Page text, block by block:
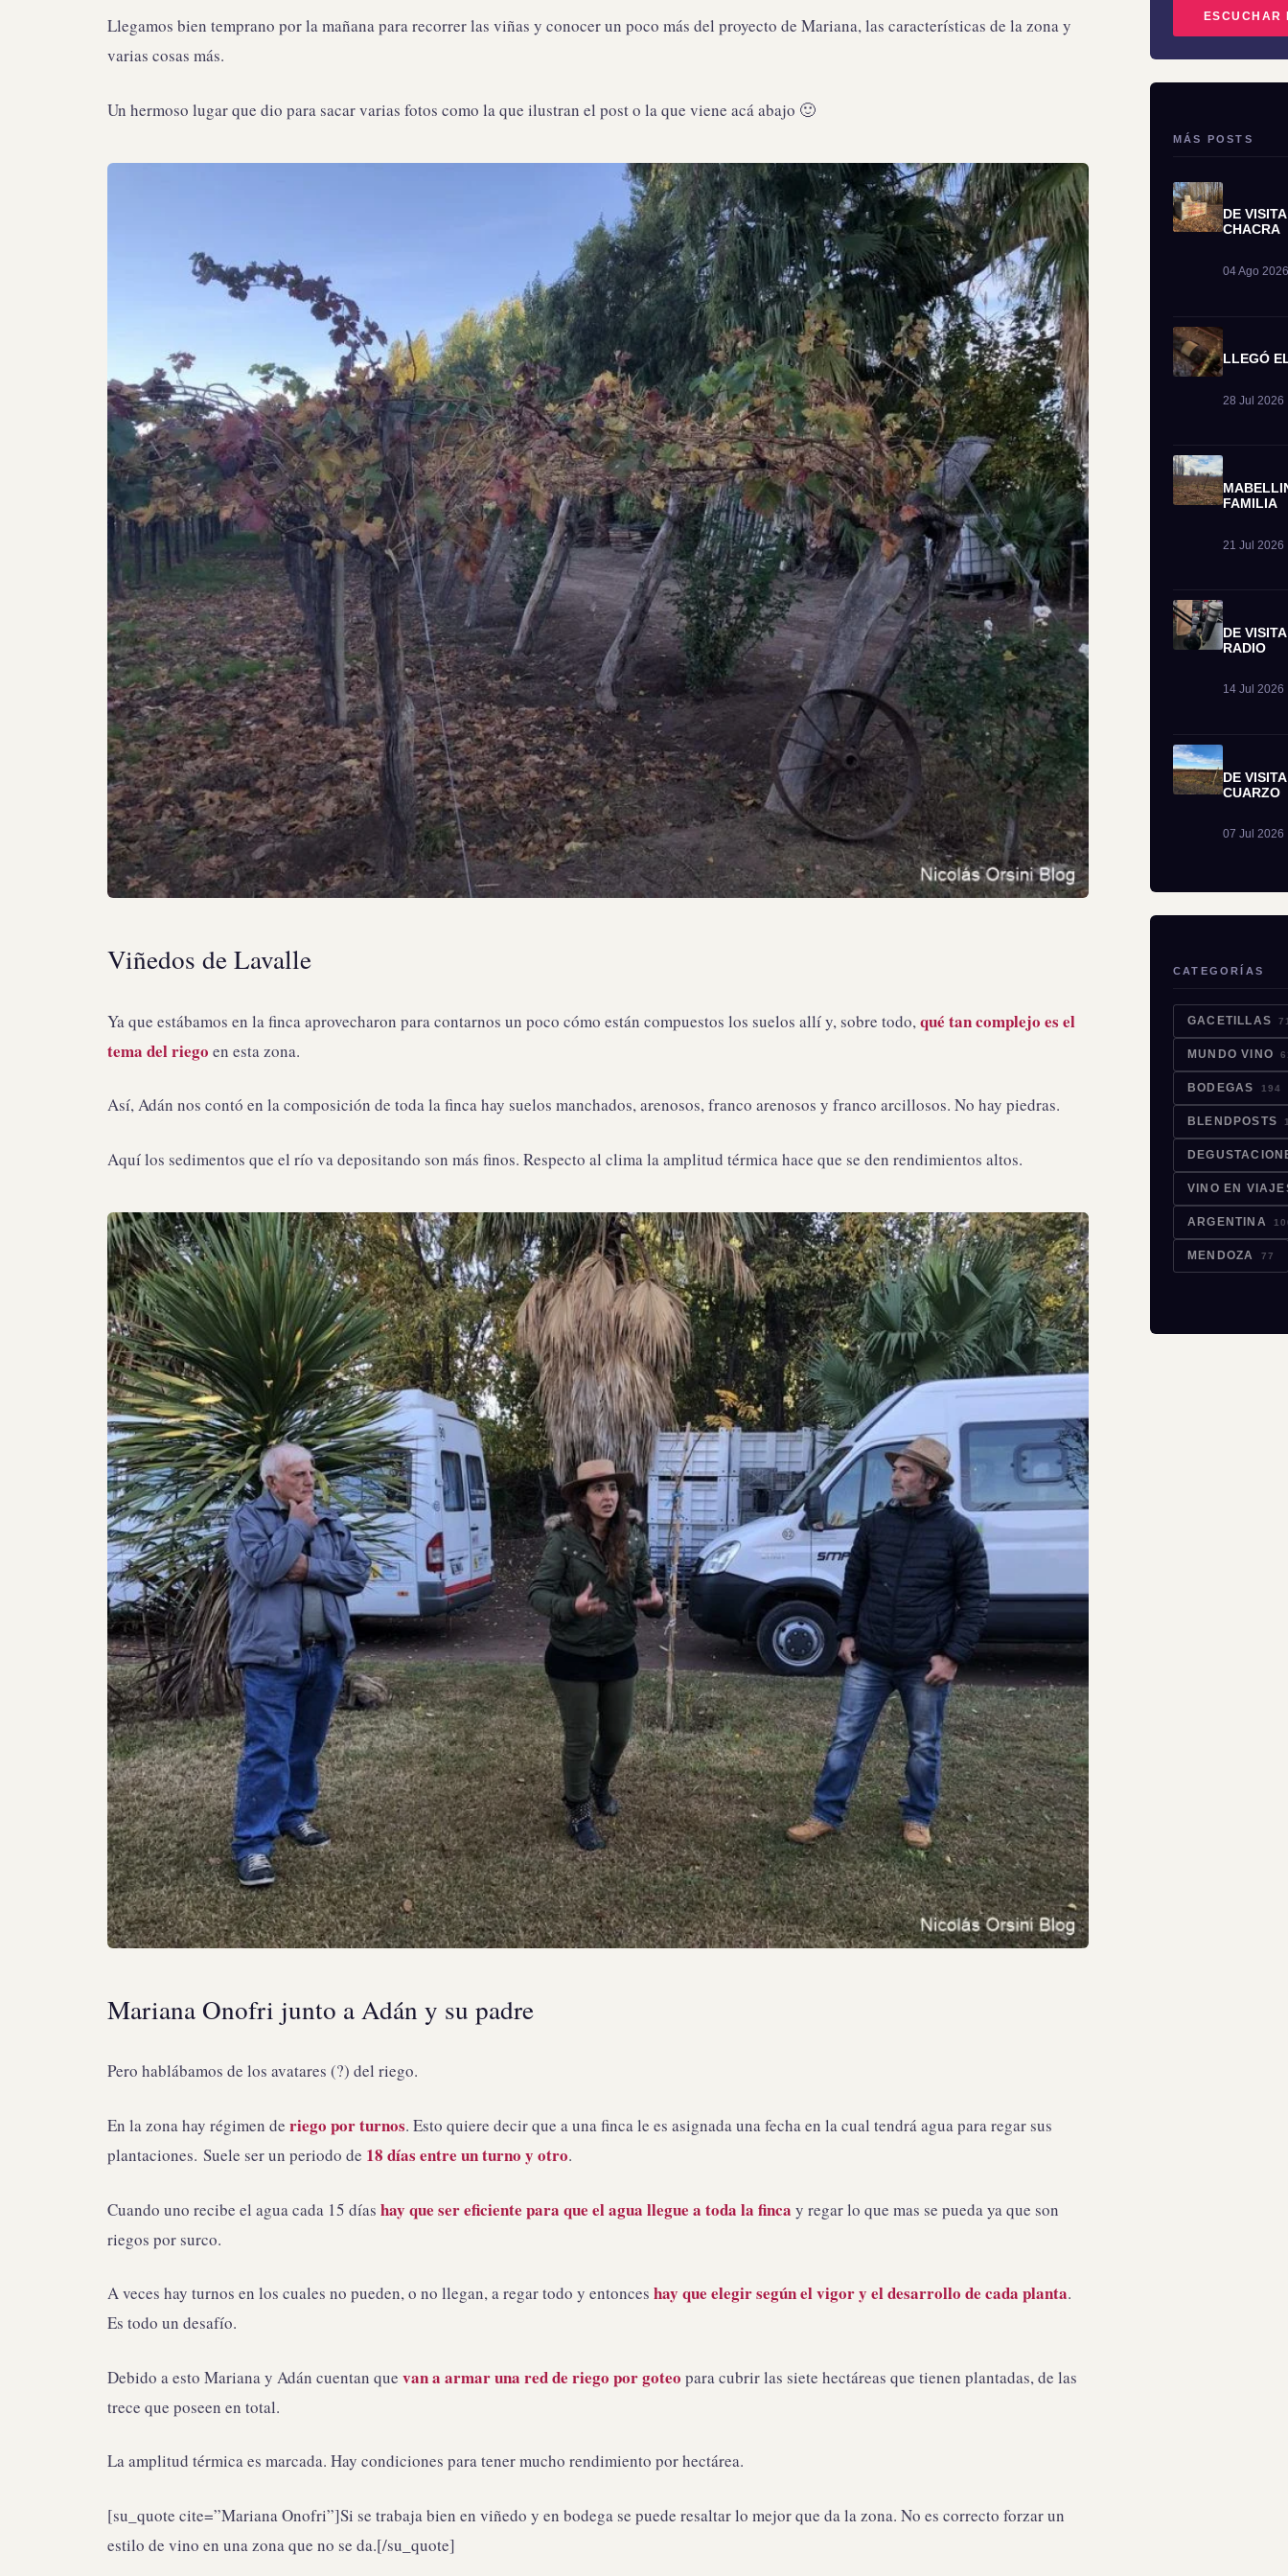
Llegamos bien temprano por la mañana para recorrer las viñas y conocer un poco más del proyecto de Mariana, las características de la zona y
varias cosas más.
Un hermoso lugar que dio para sacar varias fotos como la que ilustran el post o la que viene acá abajo 🙂
Viñedos de Lavalle
Ya que estábamos en la finca aprovecharon para contarnos un poco cómo están compuestos los suelos allí y, sobre todo,qué tan complejo es el
tema del riego en esta zona.
Así, Adán nos contó en la composición de toda la finca hay suelos manchados, arenosos, franco arenosos y franco arcillosos. No hay piedras.
Aquí los sedimentos que el río va depositando son más finos. Respecto al clima la amplitud térmica hace que se den rendimientos altos.
Mariana Onofri junto a Adán y su padre
Pero hablábamos de los avatares (?) del riego.
En la zona hay régimen de riego por turnos. Esto quiere decir que a una finca le es asignada una fecha en la cual tendrá agua para regar sus
plantaciones. Suele ser un periodo de 18 días entre un turno y otro.
Cuando uno recibe el agua cada 15 días hay que ser eficiente para que el agua llegue a toda la finca y regar lo que mas se pueda ya que son
riegos por surco.
A veces hay turnos en los cuales no pueden, o no llegan, a regar todo y entonces hay que elegir según el vigor y el desarrollo de cada planta.
Es todo un desafío.
Debido a esto Mariana y Adán cuentan que van a armar una red de riego por goteo para cubrir las siete hectáreas que tienen plantadas, de las
trece que poseen en total.
La amplitud térmica es marcada. Hay condiciones para tener mucho rendimiento por hectárea.
[su_quote cite=”Mariana Onofri”]Si se trabaja bien en viñedo y en bodega se puede resaltar lo mejor que da la zona. No es correcto forzar un
estilo de vino en una zona que no se da.[/su_quote]
MÁS POSTS
DE
CHACRA
04 Ago
LLEGÓ
28 Jul 2026
FAMILIA
21 Jul 2026
DE
RADIO
14 Jul 2026
DE
CUARZO
07 Jul 2026
CATEGORÍAS
GACETILLAS
MUNDO VINO
BODEGAS 194
BLENDPOSTS
VINO EN
ARGENTINA
MENDOZA 77